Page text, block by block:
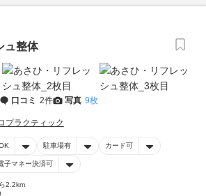
ュ整体
口コミ 2件 写真 9枚
プラクティック
駐車場有 カード可
子マネー決済可
2.2km